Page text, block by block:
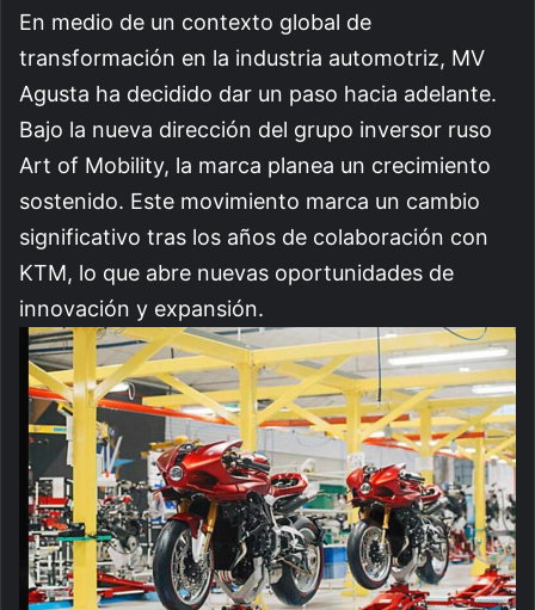
En medio de un contexto global de
transformación en la industria automotriz, MV
Agusta ha decidido dar un paso hacia adelante.
Bajo la nueva dirección del grupo inversor ruso
Art of Mobility, la marca planea un crecimiento
sostenido. Este movimiento marca un cambio
significativo tras los años de colaboración con
KTM, lo que abre nuevas oportunidades de
innovación y expansión.